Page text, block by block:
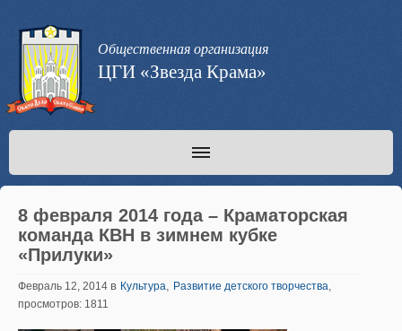
Общественная организация
ЦГИ «Звезда Крама»
8 февраля 2014 года – Краматорская
команда КВН в зимнем кубке
«Прилуки»
Февраль 12, 2014 в Культура, Развитие детского творчества,
просмотров: 1811